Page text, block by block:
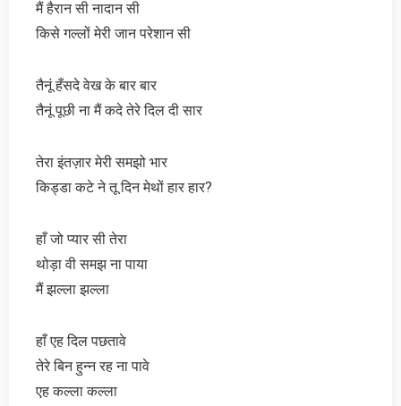
मैं हैरान सी नादान सी
किसे गल्लों मेरी जान परेशान सी
तैनूं हँसदे वेख के बार बार
तैनूं पूछी ना मैं कदे तेरे दिल दी सार
तेरा इंतज़ार मेरी समझो भार
किड्डा कटे ने तू दिन मेथों हार हार?
हाँ जो प्यार सी तेरा
थोड़ा वी समझ ना पाया
मैं झल्ला झल्ला
हाँ एह दिल पछतावे
तेरे बिन हुन्न रह ना पावे
एह कल्ला कल्ला